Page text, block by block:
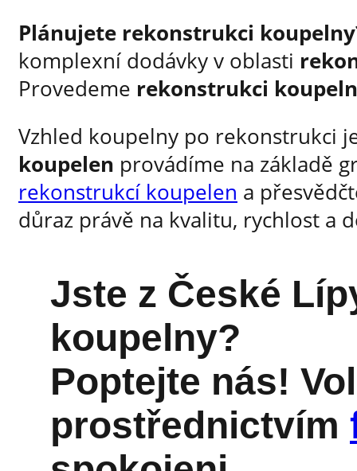
Plánujete rekonstrukci
komplexní dodávky v oblasti
Provedeme rekonstrukci
Vzhled koupelny po rekonstrukci
koupelen provádíme na základě
rekonstrukcí koupelen a
důraz právě na kvalitu, rychlost a
Jste z České
koupelny?
Poptejte nás!
prostřednictvím